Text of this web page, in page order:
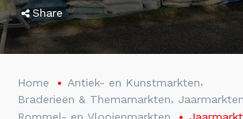
Share
Home Antiek- en Kunstmarkten,
Braderieën & Themamarkten, Jaarmarkten
Rommel- en Vlooienmarkten